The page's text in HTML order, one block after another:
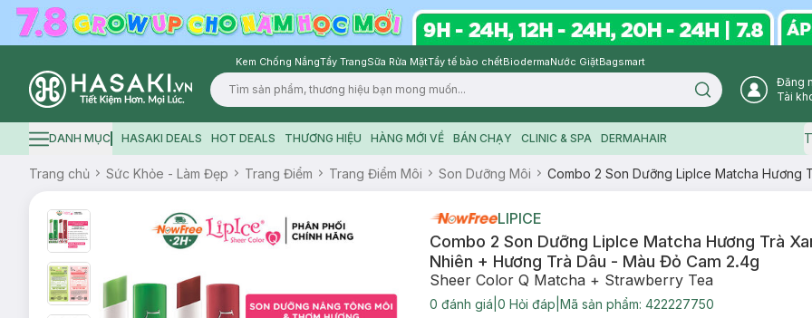
Kem Chống NắngTẩy TrangSữa Rửa MặtTẩy tế bào chếtBiodermaNước GiặtBagsmart
Logo
Search icon
Đăng
Tài
Hamburger icon
DANH MỤC HASAKI DEALS HOT DEALS THƯƠNG HIỆU HÀNG MỚI VỀ BÁN CHẠY CLINIC & SPA DERMAHAIR
Trang chủ Sức Khỏe - Làm Đẹp Trang Điểm Trang Điểm Môi Son Dưỡng Môi Combo 2 Son Dưỡng LipIce Matcha Hương
LIPICE
Combo 2 Son Dưỡng LipIce Matcha Hương Trà
Nhiên + Hương Trà Dâu - Màu Đỏ Cam 2.4g
Sheer Color Q Matcha + Strawberry Tea
0 đánh giá 0 Hỏi đáp Mã sản phẩm: 422227750